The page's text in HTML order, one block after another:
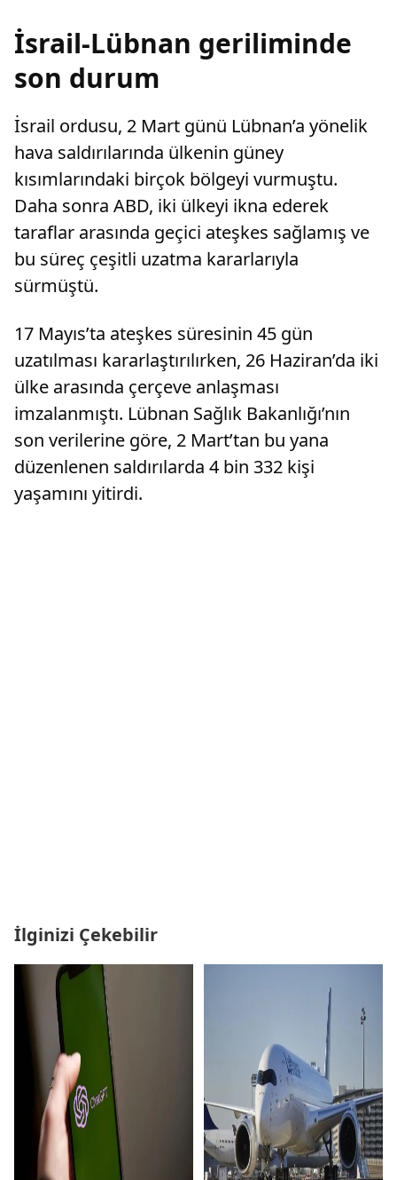
İsrail-Lübnan geriliminde
son durum
İsrail ordusu, 2 Mart günü Lübnan’a yönelik
hava saldırılarında ülkenin güney
kısımlarındaki birçok bölgeyi vurmuştu.
Daha sonra ABD, iki ülkeyi ikna ederek
taraflar arasında geçici ateşkes sağlamış ve
bu süreç çeşitli uzatma kararlarıyla
sürmüştü.
17 Mayıs’ta ateşkes süresinin 45 gün
uzatılması kararlaştırılırken, 26 Haziran’da iki
ülke arasında çerçeve anlaşması
imzalanmıştı. Lübnan Sağlık Bakanlığı’nın
son verilerine göre, 2 Mart’tan bu yana
düzenlenen saldırılarda 4 bin 332 kişi
yaşamını yitirdi.
İlginizi Çekebilir